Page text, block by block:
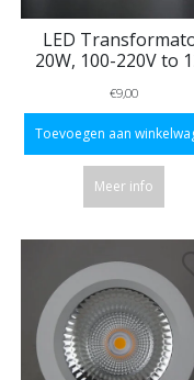
LED
20W, 100-220V to
€9,00
Toevoegen aan
Meer info